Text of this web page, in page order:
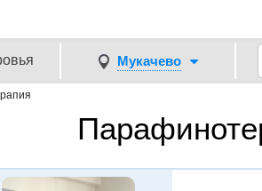
Мукачево